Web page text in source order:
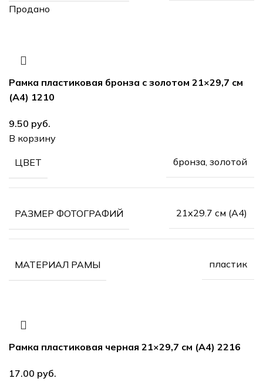
Продано
Рамка пластиковая бронза с золотом 21×29,7 см
(А4) 1210
руб.
В корзину
ЦВЕТ бронза, золотой
РАЗМЕР ФОТОГРАФИЙ 21х29.7 см (А4)
МАТЕРИАЛ РАМЫ пластик
Рамка пластиковая черная 21×29,7 см (А4) 2216
руб.